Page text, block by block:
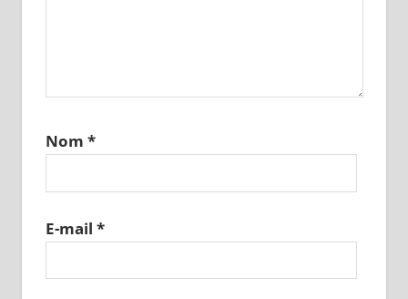
Nom *
E-mail *